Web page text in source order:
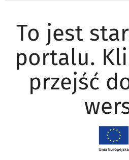
To jest
portalu.
przejść